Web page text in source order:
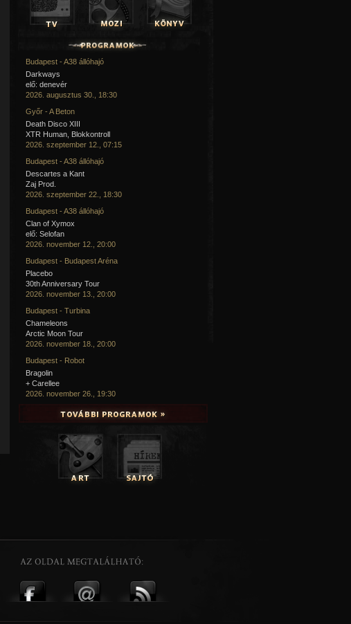
Budapest - A38 állóhajó
Darkways
elő: denevér
2026. augusztus 30., 18:30
Győr - A Beton
Death Disco XIII
XTR Human, Blokkontroll
2026. szeptember 12., 07:15
Budapest - A38 állóhajó
Descartes a Kant
Zaj Prod.
2026. szeptember 22., 18:30
Budapest - A38 állóhajó
Clan of Xymox
elő: Selofan
2026. november 12., 20:00
Budapest - Budapest Aréna
Placebo
30th Anniversary Tour
2026. november 13., 20:00
Budapest - Turbina
Chameleons
Arctic Moon Tour
2026. november 18., 20:00
Budapest - Robot
Bragolin
+ Carellee
2026. november 26., 19:30